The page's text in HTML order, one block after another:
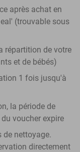
après achat en
(trouvable sous
répartition de votre
et de bébés)
1 fois jusqu'à
la période de
voucher expire
de nettoyage.
directement